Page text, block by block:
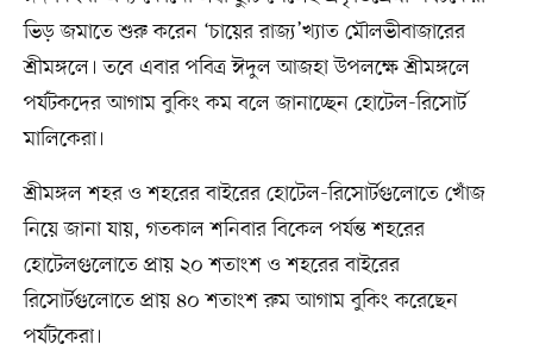
ভিড় জমাতে শুরু করেন ‘চায়ের রাজ্য’খ্যাত মৌলভীবাজারের
শ্রীমঙ্গলে। তবে এবার পবিত্র ঈদুল আজহা উপলক্ষে শ্রীমঙ্গলে
পর্যটকদের আগাম বুকিং কম বলে জানাচ্ছেন হোটেল-রিসোর্ট
মালিকেরা।
শ্রীমঙ্গল শহর ও শহরের বাইরের হোটেল-রিসোর্টগুলোতে খোঁজ
নিয়ে জানা যায়, গতকাল শনিবার বিকেল পর্যন্ত শহরের
হোটেলগুলোতে প্রায় ২০ শতাংশ ও শহরের বাইরের
রিসোর্টগুলোতে প্রায় ৪০ শতাংশ রুম আগাম বুকিং করেছেন
পর্যটকেরা।